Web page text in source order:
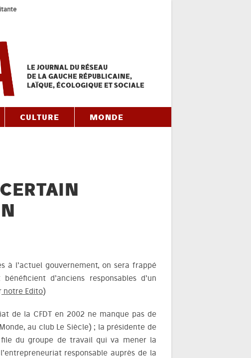
LE JOURNAL DU RÉSEAU
DE LA GAUCHE RÉPUBLICAINE,
LAÏQUE, ÉCOLOGIQUE ET SOCIALE
CULTURE MONDE
à l’actuel gouvernement, on sera frappé
d’anciens responsables d’un
notre Edito)
de la CFDT en 2002 ne manque pas de
au club Le Siècle) ; la présidente de
du groupe de travail qui va mener la
responsable auprès de la